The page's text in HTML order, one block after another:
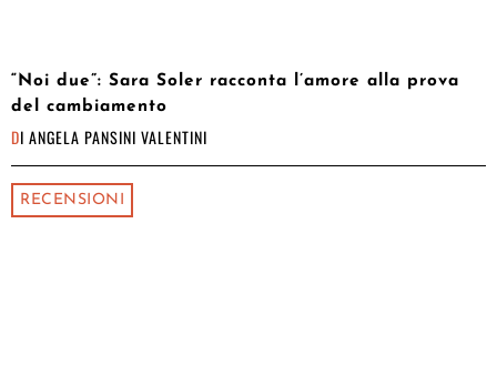
“Noi due”: Sara Soler racconta l’amore alla prova
del cambiamento
DI ANGELA PANSINI VALENTINI
RECENSIONI